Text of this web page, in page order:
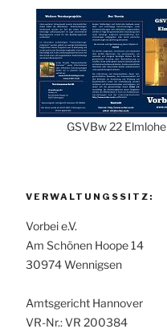
GSVBw 22 Elmlohe
VERWALTUNGSSITZ:
Vorbei e.V.
Am Schönen Hoope 14
30974 Wennigsen
Amtsgericht Hannover
VR-Nr.: VR 200384